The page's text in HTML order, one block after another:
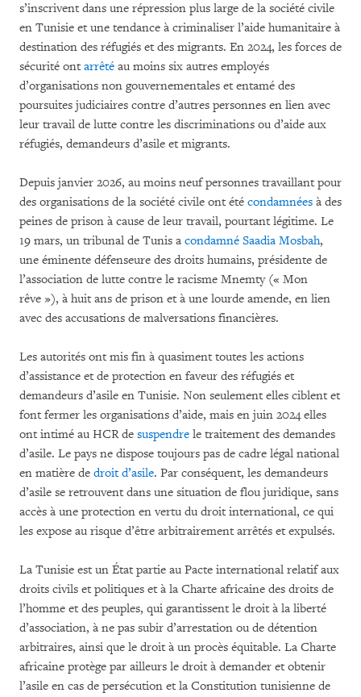
s’inscrivent dans une répression plus large de la société civile
en Tunisie et une tendance à criminaliser l’aide humanitaire à
destination des réfugiés et des migrants. En 2024, les forces de
sécurité ont arrêté au moins six autres employés
d’organisations non gouvernementales et entamé des
poursuites judiciaires contre d’autres personnes en lien avec
leur travail de lutte contre les discriminations ou d’aide aux
réfugiés, demandeurs d’asile et migrants.
Depuis janvier 2026, au moins neuf personnes travaillant pour
des organisations de la société civile ont été condamnées à des
peines de prison à cause de leur travail, pourtant légitime. Le
19 mars, un tribunal de Tunis a condamné Saadia Mosbah,
une éminente défenseure des droits humains, présidente de
l’association de lutte contre le racisme Mnemty (« Mon
rêve »), à huit ans de prison et à une lourde amende, en lien
avec des accusations de malversations financières.
Les autorités ont mis fin à quasiment toutes les actions
d’assistance et de protection en faveur des réfugiés et
demandeurs d’asile en Tunisie. Non seulement elles ciblent et
font fermer les organisations d’aide, mais en juin 2024 elles
ont intimé au HCR de suspendre le traitement des demandes
d’asile. Le pays ne dispose toujours pas de cadre légal national
en matière de droit d’asile. Par conséquent, les demandeurs
d’asile se retrouvent dans une situation de flou juridique, sans
accès à une protection en vertu du droit international, ce qui
les expose au risque d’être arbitrairement arrêtés et expulsés.
La Tunisie est un État partie au Pacte international relatif aux
droits civils et politiques et à la Charte africaine des droits de
l’homme et des peuples, qui garantissent le droit à la liberté
d’association, à ne pas subir d’arrestation ou de détention
arbitraires, ainsi que le droit à un procès équitable. La Charte
africaine protège par ailleurs le droit à demander et obtenir
l’asile en cas de persécution et la Constitution tunisienne de